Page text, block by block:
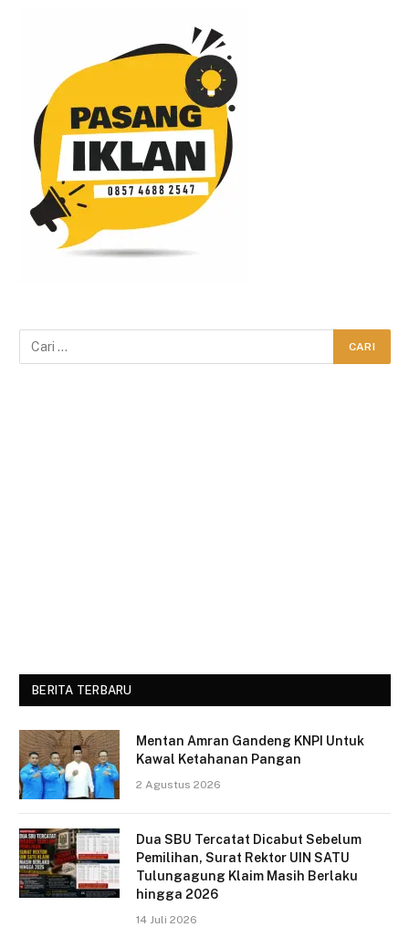
BERITA TERBARU
Mentan Amran Gandeng KNPI Untuk
Kawal Ketahanan Pangan
2 Agustus 2026
Dua SBU Tercatat Dicabut Sebelum
Pemilihan, Surat Rektor UIN SATU
Tulungagung Klaim Masih Berlaku
hingga 2026
14 Juli 2026